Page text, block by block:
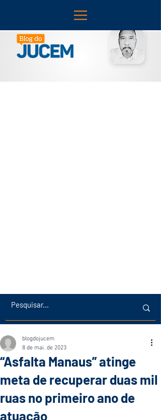
“Asfalta Manaus” atinge
meta de recuperar duas mil
ruas no primeiro ano de
atuação
blogdojucem
8 de mai. de 2023